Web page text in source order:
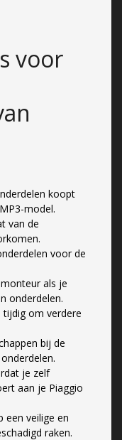
voor
koopt
model.
van de
voor de
als je
onderdelen.
tijdig om verdere
bij de
je zelf
aan je Piaggio
een veilige en
raken.